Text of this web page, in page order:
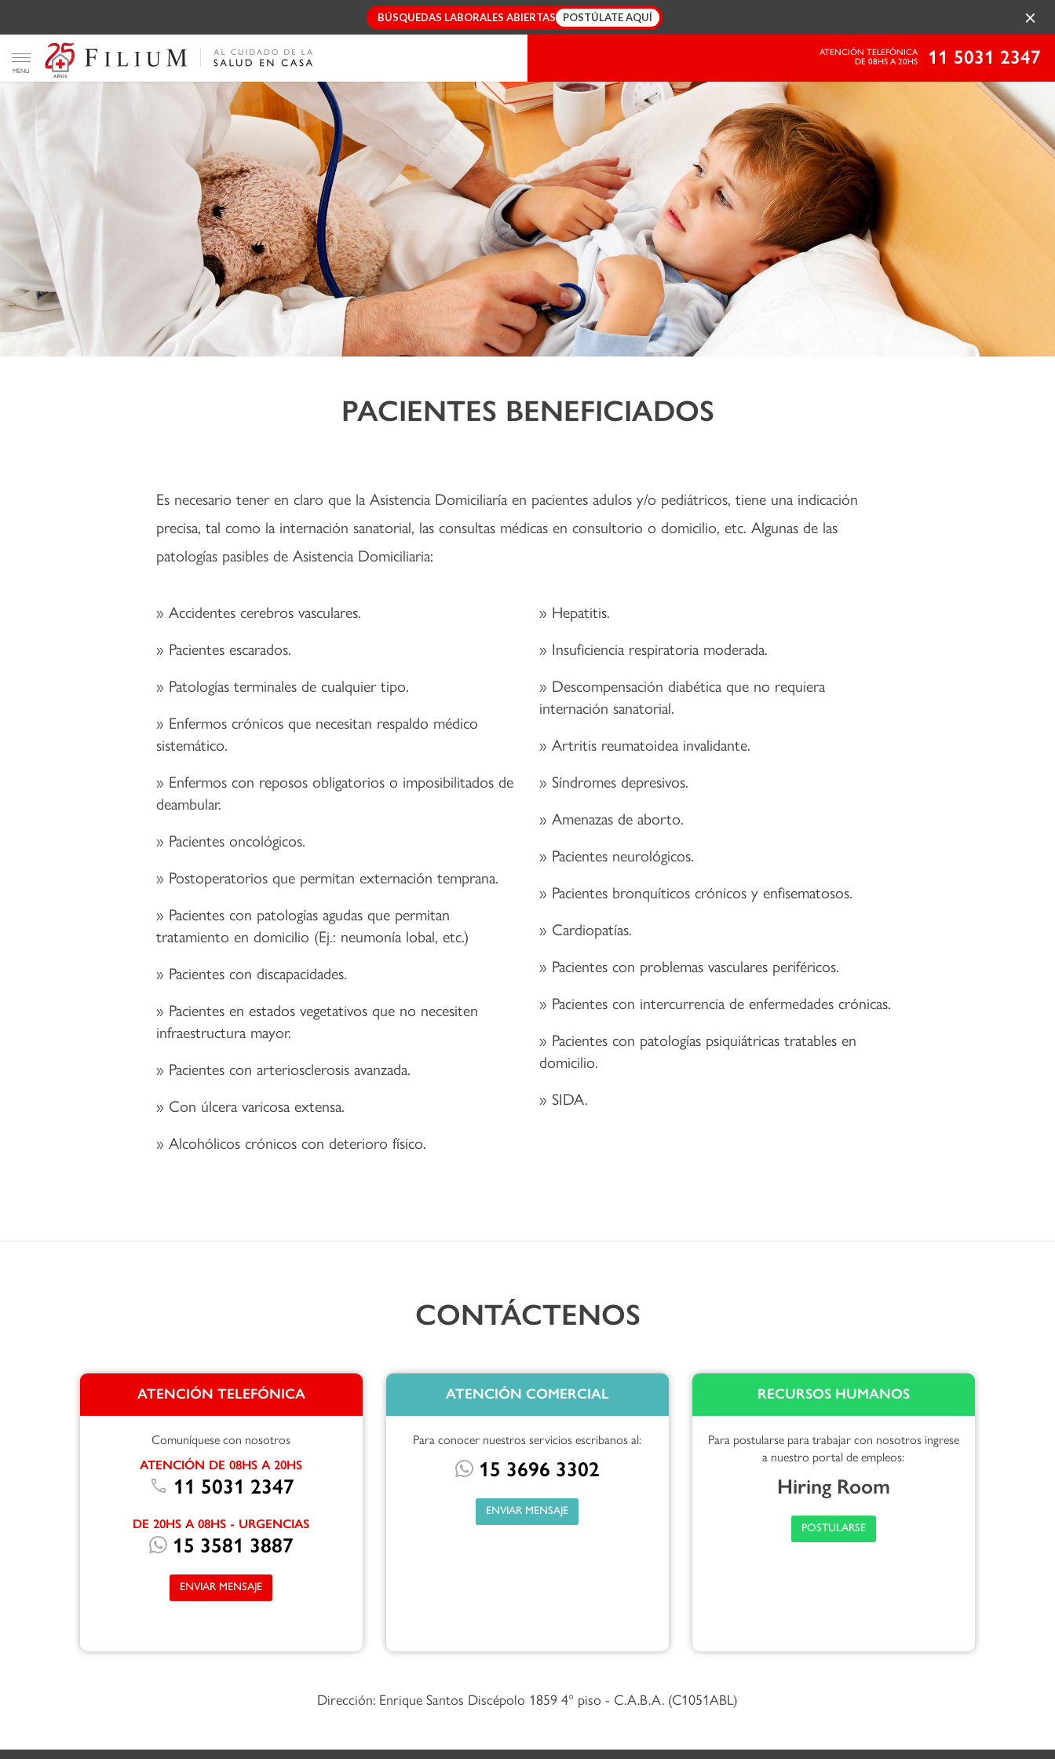
BÚSQUEDAS LABORALES ABIERTAS POSTÚLATE AQUÍ ×
Toggle navigation
ATENCIÓN TELEFÓNICA
DE 08HS A 20HS
11 5031 2347
PACIENTES BENEFICIADOS
Es necesario tener en claro que la Asistencia Domiciliaría en pacientes adulos y/o pediátricos, tiene una indicación
precisa, tal como la internación sanatorial, las consultas médicas en consultorio o domicilio, etc. Algunas de las
patologías pasibles de Asistencia Domiciliaria:
Accidentes cerebros vasculares.
Pacientes escarados.
Patologías terminales de cualquier tipo.
Enfermos crónicos que necesitan respaldo médico
sistemático.
Enfermos con reposos obligatorios o imposibilitados de
deambular.
Pacientes oncológicos.
Postoperatorios que permitan externación temprana.
Pacientes con patologías agudas que permitan
tratamiento en domicilio (Ej.: neumonía lobal, etc.)
Pacientes con discapacidades.
Pacientes en estados vegetativos que no necesiten
infraestructura mayor.
Pacientes con arteriosclerosis avanzada.
Con úlcera varicosa extensa.
Alcohólicos crónicos con deterioro físico.
Hepatitis.
Insuficiencia respiratoria moderada.
Descompensación diabética que no requiera
internación sanatorial.
Artritis reumatoidea invalidante.
Síndromes depresivos.
Amenazas de aborto.
Pacientes neurológicos.
Pacientes bronquíticos crónicos y enfisematosos.
Cardiopatías.
Pacientes con problemas vasculares periféricos.
Pacientes con intercurrencia de enfermedades crónicas.
Pacientes con patologías psiquiátricas tratables en
domicilio.
SIDA.
CONTÁCTENOS
ATENCIÓN TELEFÓNICA
Comuníquese con nosotros
ATENCIÓN DE 08HS A 20HS
call 11 5031 2347
DE 20HS A 08HS - URGENCIAS
15 3581 3887
ENVIAR MENSAJE
ATENCIÓN COMERCIAL
Para conocer nuestros servicios escribanos al:
15 3696 3302
ENVIAR MENSAJE
RECURSOS HUMANOS
Para postularse para trabajar con nosotros ingrese
a nuestro portal de empleos:
Hiring Room
POSTULARSE
Dirección: Enrique Santos Discépolo 1859 4° piso - C.A.B.A. (C1051ABL)